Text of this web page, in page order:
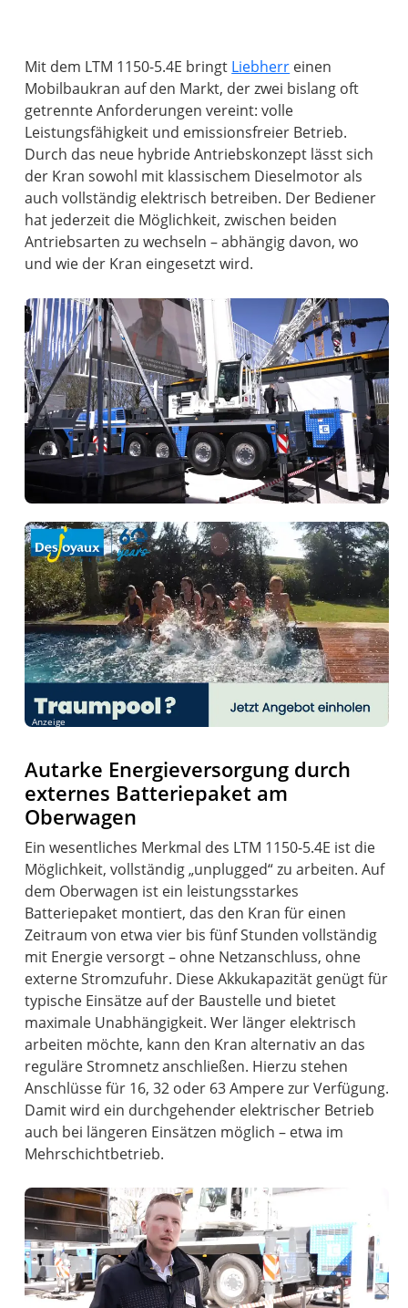
Mit dem LTM 1150-5.4E bringt Liebherr einen
Mobilbaukran auf den Markt, der zwei bislang oft
getrennte Anforderungen vereint: volle
Leistungsfähigkeit und emissionsfreier Betrieb.
Durch das neue hybride Antriebskonzept lässt sich
der Kran sowohl mit klassischem Dieselmotor als
auch vollständig elektrisch betreiben. Der Bediener
hat jederzeit die Möglichkeit, zwischen beiden
Antriebsarten zu wechseln – abhängig davon, wo
und wie der Kran eingesetzt wird.
Anzeige
Autarke Energieversorgung durch
externes Batteriepaket am
Oberwagen
Ein wesentliches Merkmal des LTM 1150-5.4E ist die
Möglichkeit, vollständig „unplugged“ zu arbeiten. Auf
dem Oberwagen ist ein leistungsstarkes
Batteriepaket montiert, das den Kran für einen
Zeitraum von etwa vier bis fünf Stunden vollständig
mit Energie versorgt – ohne Netzanschluss, ohne
externe Stromzufuhr. Diese Akkukapazität genügt für
typische Einsätze auf der Baustelle und bietet
maximale Unabhängigkeit. Wer länger elektrisch
arbeiten möchte, kann den Kran alternativ an das
reguläre Stromnetz anschließen. Hierzu stehen
Anschlüsse für 16, 32 oder 63 Ampere zur Verfügung.
Damit wird ein durchgehender elektrischer Betrieb
auch bei längeren Einsätzen möglich – etwa im
Mehrschichtbetrieb.